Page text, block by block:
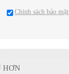
Chính sách bảo mật
HƠN